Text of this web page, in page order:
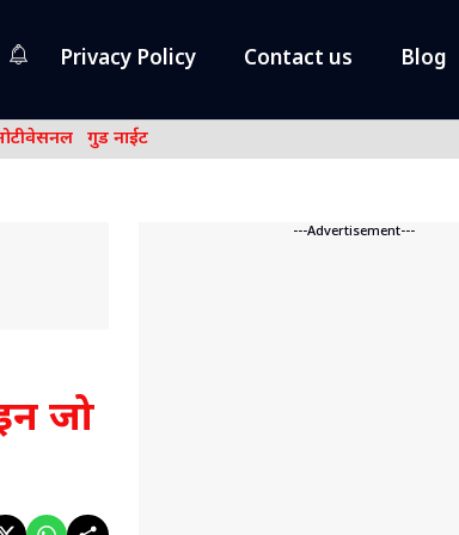
Privacy Policy Contact us Blog
गुड नाईट
जो
---Advertisement---